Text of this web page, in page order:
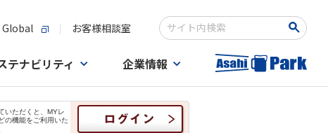
Global お客様相談室
検索キーワード入力
テナビリティ 企業情報
いただくと、MYレ
の機能をご利用いた